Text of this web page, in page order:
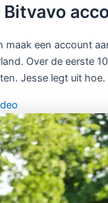
maak een account
Over de eerste
Jesse legt uit hoe.